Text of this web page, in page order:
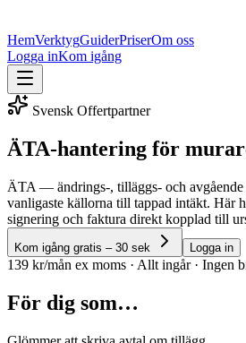
HemVerktygGuiderPriserOm oss
Logga inKom igång
Svensk Offertpartner
ÄTA-hantering för
ÄTA — ändrings-, tilläggs- och
vanligaste källorna till tappad intäkt. Här
signering och faktura direkt kopplad till
Kom igång gratis – 30 sek Logga in
139 kr/mån ex moms · Allt ingår · Ingen
För dig som…